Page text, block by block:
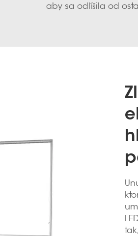
aby sa odlíšila od